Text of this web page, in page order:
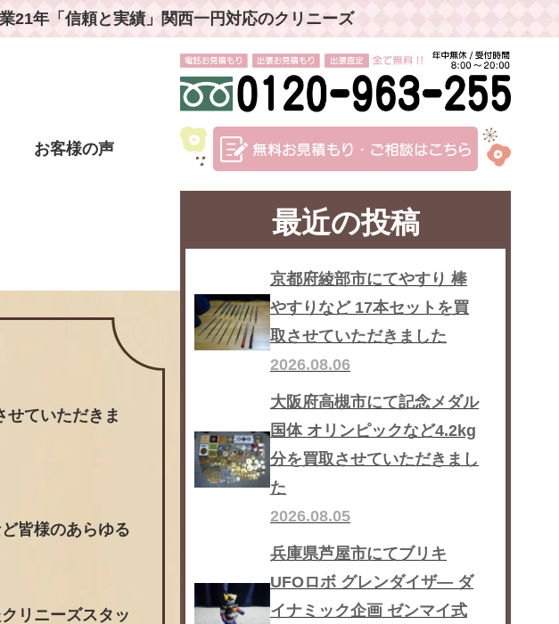
21年「信頼と実績」関西一円対応のクリニーズ
お客様の声
せていただきま
皆様のあらゆる
リニーズスタッ
最近の投稿
京都府綾部市にてやすり 棒
やすりなど 17本セットを買
取させていただきました
2026.08.06
大阪府高槻市にて記念メダル
国体 オリンピックなど4.2kg
分を買取させていただきまし
た
2026.08.05
兵庫県芦屋市にてブリキ
UFOロボ グレンダイザ― ダ
イナミック企画 ゼンマイ式